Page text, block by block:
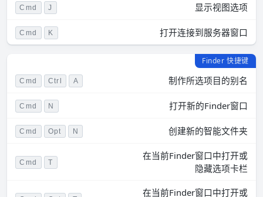
Cmd J 显示视图选项
Cmd K 打开连接到服务器窗口
Finder 快捷键
Cmd Ctrl A 制作所选项目的别名
Cmd N 打开新的Finder窗口
Cmd Opt N 创建新的智能文件夹
Cmd T
在当前Finder窗口中打开或
隐藏选项卡栏
在当前Finder窗口中打开或